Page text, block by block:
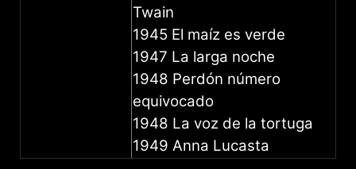
Twain
1945 El maíz es verde
1947 La larga noche
1948 Perdón número
equivocado
1948 La voz de la tortuga
1949 Anna Lucasta